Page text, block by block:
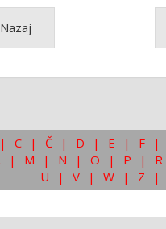
Nazaj
| C | Č | D | E | F |
| M | N | O | P | R
U
| V | W | Z |